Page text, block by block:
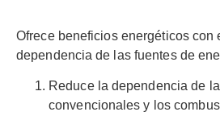
Ofrece beneficios energéticos con
dependencia de las fuentes de
Reduce la dependencia de
convencionales y los